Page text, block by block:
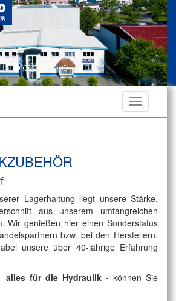
Lagerhaltung liegt unsere Stärke.
aus unserem umfangreichen
Wir genießen hier einen Sonderstatus
bzw. bei den Herstellern.
unsere über 40-jährige Erfahrung
alles für die Hydraulik -können Sie